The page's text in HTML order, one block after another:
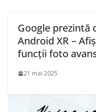
Google prezintă
Android XR –
funcții foto
21 mai 2025